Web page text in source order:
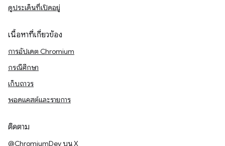
ดูประเด็นที่เปิดอยู่
เนื้อหาที่เกี่ยวข้อง
การอัปเดต Chromium
กรณีศึกษา
เก็บถาวร
พอดแคสต์และรายการ
ติดตาม
@ChromiumDev บน X